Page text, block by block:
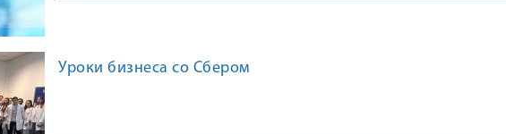
Уроки бизнеса со Сбером